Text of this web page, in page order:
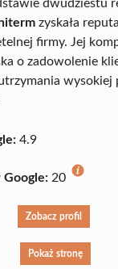
dwudziestu
zyskała
firmy. Jej
o zadowolenie
wysokiej
4.9
Google: 20
Zobacz profil
Pokaż stronę